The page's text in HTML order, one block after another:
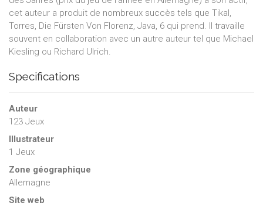
cet auteur a produit de nombreux succès tels que Tikal,
Torres, Die Fürsten Von Florenz, Java, 6 qui prend. Il travaille
souvent en collaboration avec un autre auteur tel que Michael
Kiesling ou Richard Ulrich.
Specifications
Auteur
123 Jeux
Illustrateur
1 Jeux
Zone géographique
Allemagne
Site web